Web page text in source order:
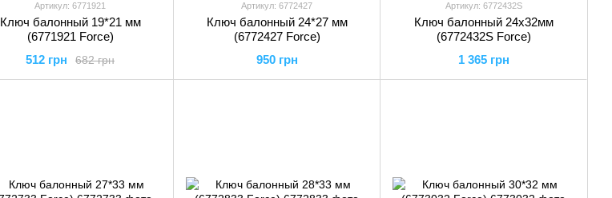
Артикул: 6771921
Ключ балонный 19*21 мм
(6771921 Force)
682 грн
512 грн
Артикул: 6772427
Ключ балонный 24*27 мм
(6772427 Force)
950 грн
Артикул: 6772432S
Ключ балонный 24х32мм
(6772432S Force)
1 365 грн